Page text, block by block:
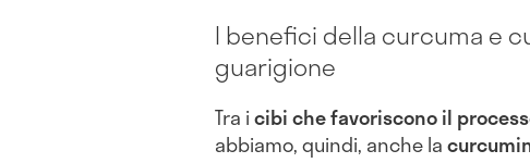
I benefici della curcuma e
guarigione
Tra icibi che favoriscono il
abbiamo, quindi, anche la